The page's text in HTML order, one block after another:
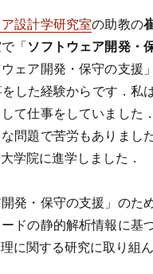
設計学研究室の助教の
「ソフトウェア開発・
ェア開発・保守の支援
した経験からです．私
て仕事をしていました
問題で苦労もありまし
学院に進学しました．
開発・保守の支援」の
ドの静的解析情報に基
に関する研究に取り組